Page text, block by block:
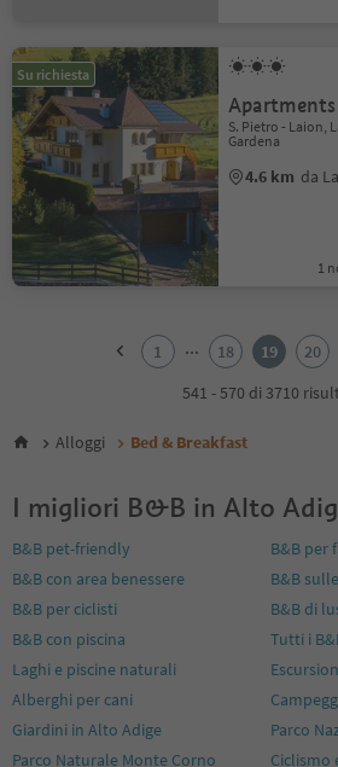
Su richiesta
Apartments
S. Pietro - Laion,
Gardena
4.6 km da
1
6
11
12
13
14
16
17
18
19
1 ... 18 19 20
541 - 570 di 3710
Alloggi Bed & Breakfast
I migliori B&B in Alto
B&B pet-friendly
B&B per
B&B con area benessere
B&B
B&B per ciclisti
B&B di
B&B con piscina
Tutti i
Laghi e piscine naturali
Alberghi per cani
Giardini in Alto Adige
Parco
Parco Naturale Monte Corno
Ciclismo